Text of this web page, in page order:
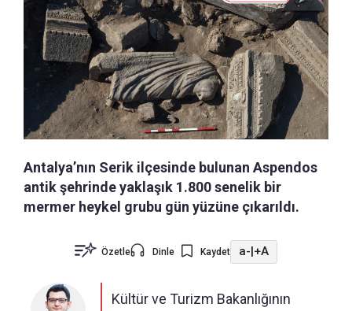
Antalya’nın Serik ilçesinde bulunan Aspendos
antik şehrinde yaklaşık 1.800 senelik bir
mermer heykel grubu gün yüzüne çıkarıldı.
Özetle Dinle Kaydet a-|+A
Kültür ve Turizm Bakanlığının